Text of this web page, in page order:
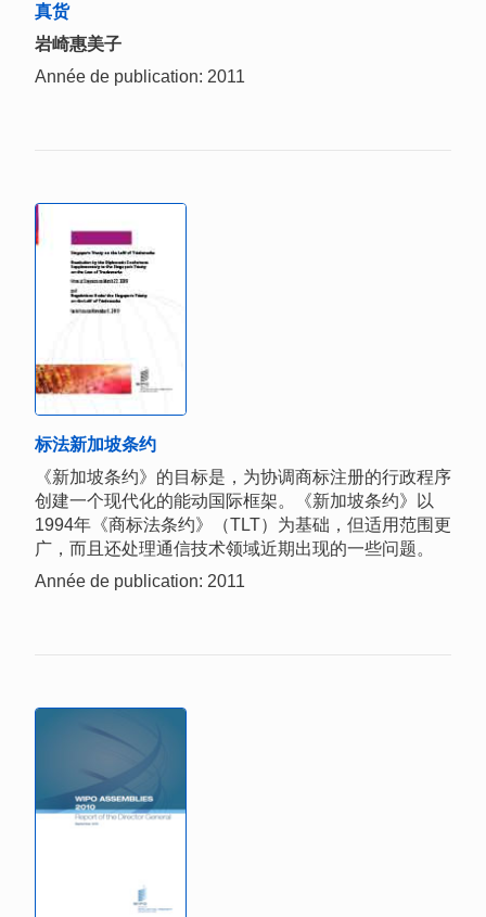
真货
岩崎惠美子
Année de publication: 2011
标法新加坡条约
《新加坡条约》的目标是，为协调商标注册的行政程序
创建一个现代化的能动国际框架。《新加坡条约》以
1994年《商标法条约》（TLT）为基础，但适用范围更
广，而且还处理通信技术领域近期出现的一些问题。
Année de publication: 2011